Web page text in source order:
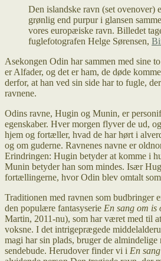
Den islandske ravn (set ovenover)
grønlig end purpur i glansen
vores europæiske ravn. Billedet
fuglefotografen Helge Sørensen,
Asekongen Odin har sammen med sine
er Alfader, og det er ham, de døde
derfor, at han ved sin side har to fugle,
ravnene.
Odins ravne, Hugin og Munin, er
egenskaber. Hver morgen flyver de ud,
hjem og fortæller, hvad de har hørt i
og om guderne. Ravnenes navne er
Erindringen: Hugin betyder at komme i
Munin betyder han som mindes. Især
fortællingerne, hvor Odin blev omtalt
Traditionen med ravnen som budbringer
den populære fantasyserie En sang om is
Martin, 2011-nu), som har været med til
voksne. I det intrigeprægede
magi har sin plads, bruger de almindelige
sendebude. Herudover finder vi i En